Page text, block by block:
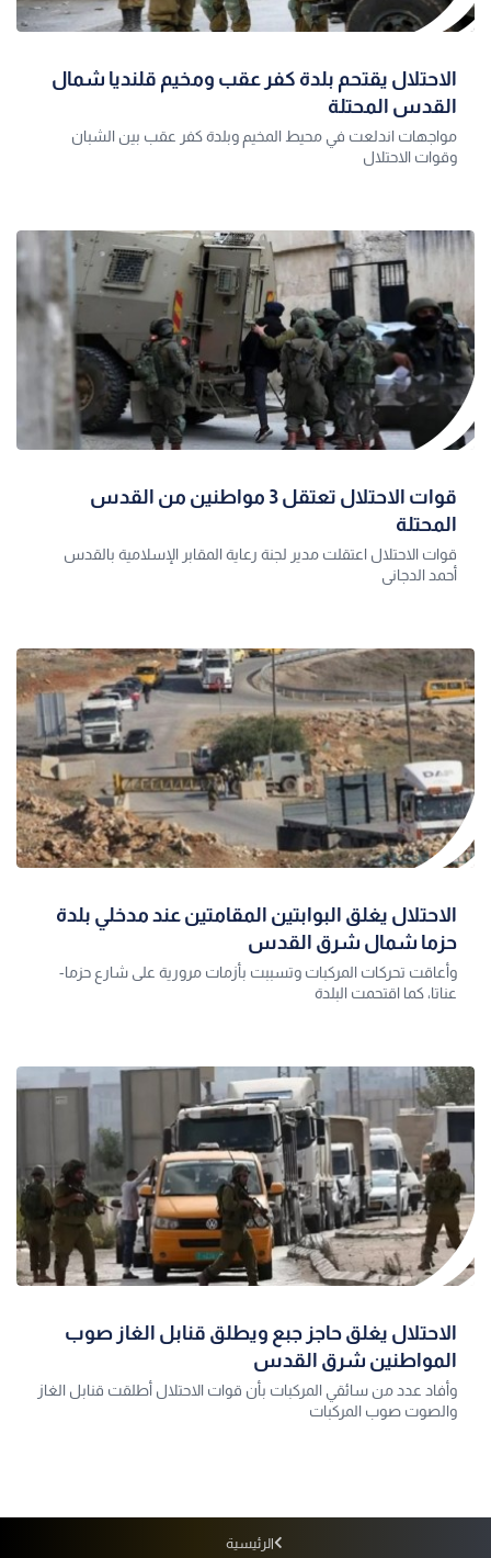
الاحتلال يقتحم بلدة كفر عقب ومخيم قلنديا شمال
القدس المحتلة
مواجهات اندلعت في محيط المخيم وبلدة كفر عقب بين الشبان
وقوات الاحتلال
قوات الاحتلال تعتقل 3 مواطنين من القدس
المحتلة
قوات الاحتلال اعتقلت مدير لجنة رعاية المقابر الإسلامية بالقدس
أحمد الدجاني
الاحتلال يغلق البوابتين المقامتين عند مدخلي بلدة
حزما شمال شرق القدس
وأعاقت تحركات المركبات وتسببت بأزمات مرورية على شارع حزما-
عناتا، كما اقتحمت البلدة
الاحتلال يغلق حاجز جبع ويطلق قنابل الغاز صوب
المواطنين شرق القدس
وأفاد عدد من سائقي المركبات بأن قوات الاحتلال أطلقت قنابل الغاز
والصوت صوب المركبات
الرئيسية